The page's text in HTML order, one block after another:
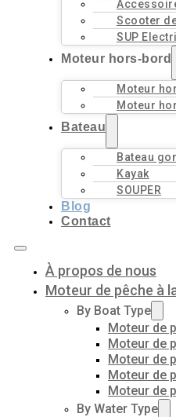
Scooter
SUP
Moteur hors-bord
Moteur
Moteur
Bateau
Bateau
Kayak
SOUPER
Blog
Contact
À propos de nous
Moteur de pêche à
By Boat Type
Moteur de
Moteur de
Moteur de
Moteur de
Moteur de
By Water Type